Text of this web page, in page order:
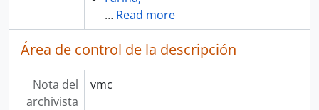
… Read more
Área de control de la descripción
Nota del
archivista
vmc